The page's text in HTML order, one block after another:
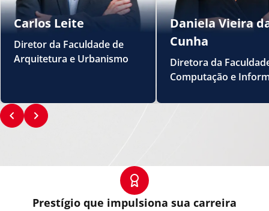
Carlos Leite
Diretor da Faculdade de
Arquitetura e Urbanismo
Daniela Vieira
Cunha
Diretora da
Computação e
Prestígio que impulsiona sua carreira